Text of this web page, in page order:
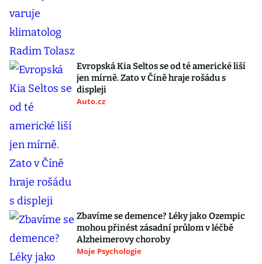
Evropská Kia Seltos se od té americké liší
jen mírně. Zato v Číně hraje rošádu s
displeji
Auto.cz
Zbavíme se demence? Léky jako Ozempic
mohou přinést zásadní průlom v léčbě
Alzheimerovy choroby
Moje Psychologie